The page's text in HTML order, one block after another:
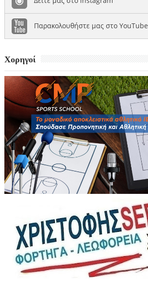
Παρακολουθήστε μας στο YouTube
Χορηγοί